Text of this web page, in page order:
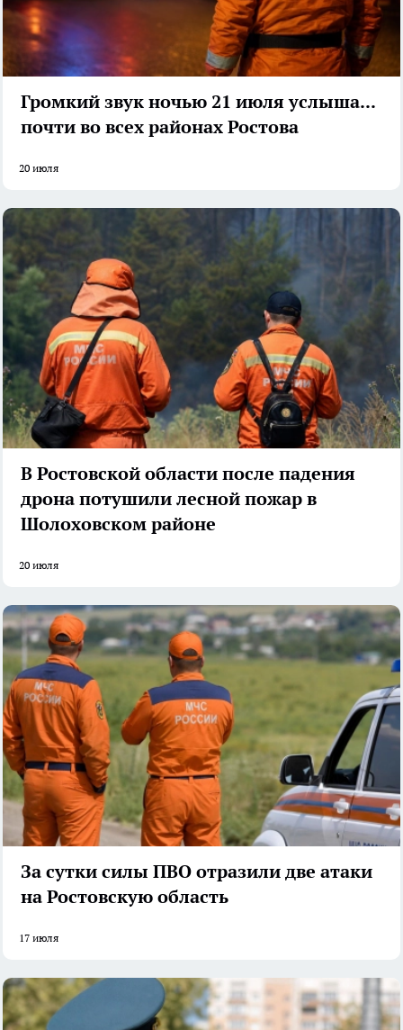
Громкий звук ночью 21 июля услышали
почти во всех районах Ростова
20 июля
В Ростовской области после падения
дрона потушили лесной пожар в
Шолоховском районе
20 июля
За сутки силы ПВО отразили две атаки
на Ростовскую область
17 июля